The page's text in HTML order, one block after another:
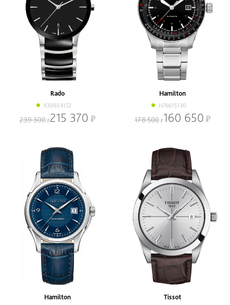
Rado
R30934172
239 300 215 370
Hamilton
H76615130
178 500 160 650
Hamilton Tissot